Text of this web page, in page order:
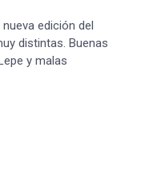
edición del
distintas. Buenas
y malas